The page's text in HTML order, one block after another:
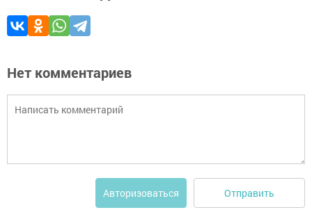
Нет комментариев
Авторизоваться Отправить